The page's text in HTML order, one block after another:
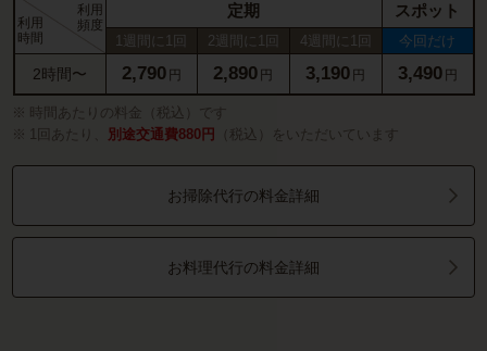
利用
時間
利用
頻度
定期 スポット
1週間に1回 2週間に1回 4週間に1回 今回だけ
2時間〜 2,790 円 2,890 円 3,190 円 3,490 円
時間あたりの料金（税込）です
1回あたり、
別途交通費880円 （税込）をいただいています
お掃除代行の料金詳細
お料理代行の料金詳細